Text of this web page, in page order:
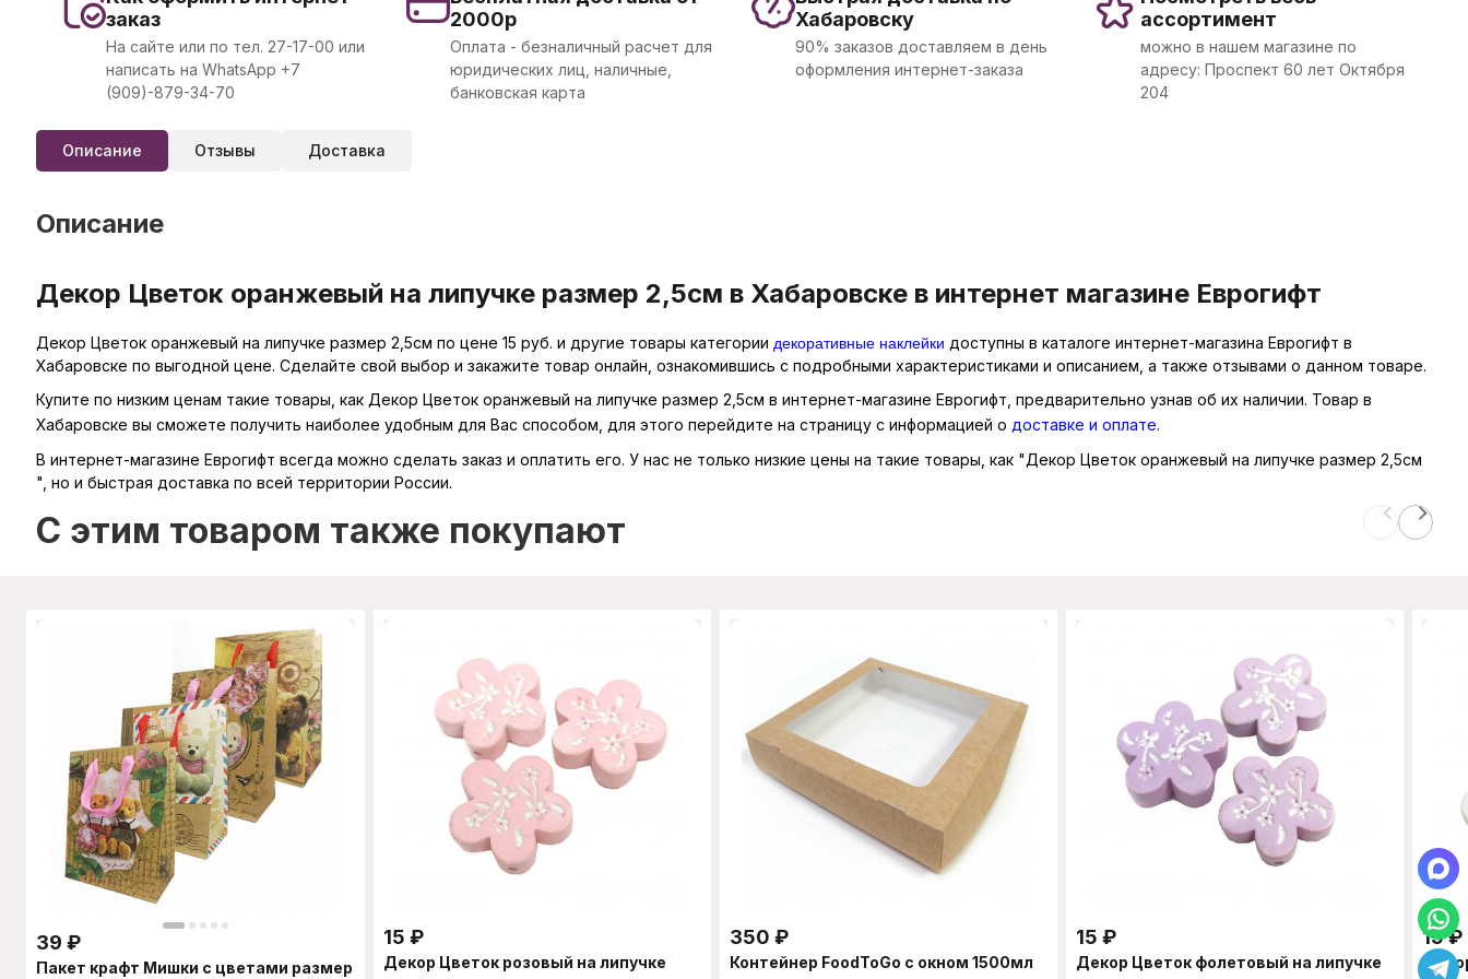
заказ
На сайте или по тел. 27-17-00 или
написать на WhatsApp +7
(909)-879-34-70
2000р
Оплата - безналичный расчет для
юридических лиц, наличные,
банковская карта
Хабаровску
90% заказов доставляем в день
оформления интернет-заказа
ассортимент
можно в нашем магазине по
адресу: Проспект 60 лет Октября
204
Описание Отзывы Доставка
Описание
Декор Цветок оранжевый на липучке размер 2,5см в Хабаровске в интернет магазине Еврогифт
Декор Цветок оранжевый на липучке размер 2,5см по цене 15 руб. и другие товары категории декоративные наклейки доступны в каталоге интернет-магазина Еврогифт в
Хабаровске по выгодной цене. Сделайте свой выбор и закажите товар онлайн, ознакомившись с подробными характеристиками и описанием, а также отзывами о данном товаре.
Купите по низким ценам такие товары, как Декор Цветок оранжевый на липучке размер 2,5см в интернет-магазине Еврогифт, предварительно узнав об их наличии. Товар в
Хабаровске вы сможете получить наиболее удобным для Вас способом, для этого перейдите на страницу с информацией о доставке и оплате.
В интернет-магазине Еврогифт всегда можно сделать заказ и оплатить его. У нас не только низкие цены на такие товары, как "Декор Цветок оранжевый на липучке размер 2,5см
", но и быстрая доставка по всей территории России.
C этим товаром также покупают
39 ₽
Пакет крафт Мишки с цветами размер
15 ₽
Декор Цветок розовый на липучке
350 ₽
Контейнер FoodToGo с окном 1500мл
15 ₽
Декор Цветок фолетовый на липучке
15₽